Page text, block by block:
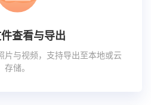
查看与导出
片与视频，支持导出至本地或云
存储。